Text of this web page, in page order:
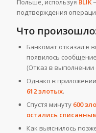
Польше, используя BLIK
подтверждения
Что
Банкомат отказал в
появилось
(Отказ в
Однако в
612 злотых.
Спустя минуту 600
остались
Как выяснилось